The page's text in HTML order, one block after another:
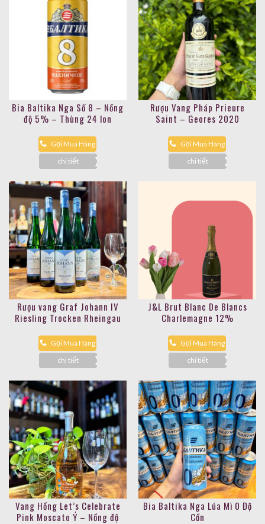
Bia Baltika Nga Số 8 – Nồng
độ 5% – Thùng 24 lon
Gọi Mua Hàng
chi tiết
Rượu Vang Pháp Prieure
Saint – Geores 2020
Gọi Mua Hàng
chi tiết
Rượu vang Graf Johann IV
Riesling Trocken Rheingau
Gọi Mua Hàng
chi tiết
J&L Brut Blanc De Blancs
Charlemagne 12%
Gọi Mua Hàng
chi tiết
Vang Hồng Let’s Celebrate
Pink Moscato Ý – Nồng độ
Bia Baltika Nga Lúa Mì 0 Độ
Cồn